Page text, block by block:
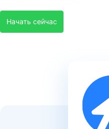
Начать сейчас